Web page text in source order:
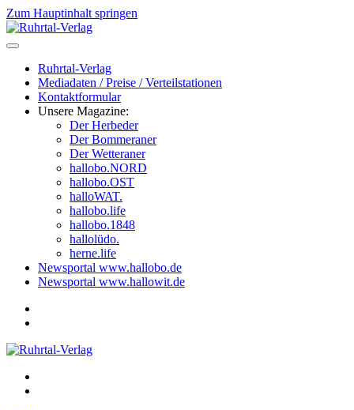
Zum Hauptinhalt springen
Ruhrtal-Verlag
Mediadaten / Preise / Verteilstationen
Kontaktformular
Unsere Magazine:
Der Herbeder
Der Bommeraner
Der Wetteraner
hallobo.NORD
hallobo.OST
halloWAT.
hallobo.life
hallobo.1848
hallolüdo.
herne.life
Newsportal www.hallobo.de
Newsportal www.hallowit.de